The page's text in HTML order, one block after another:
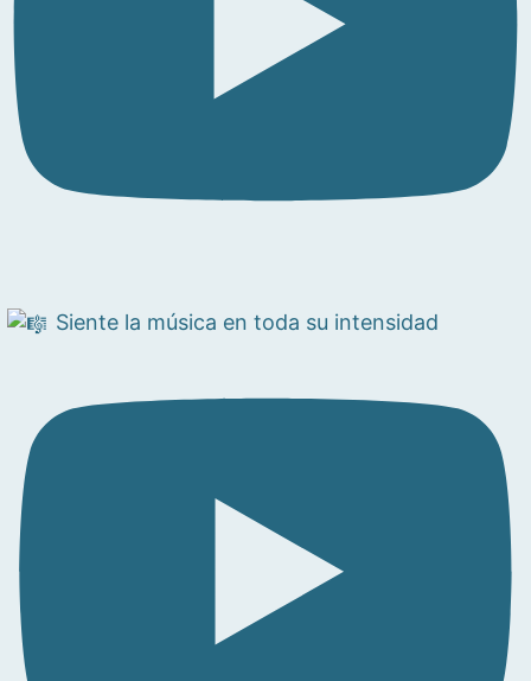
Siente la música en toda su intensidad